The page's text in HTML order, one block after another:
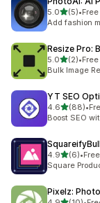
5.0별 5개 중
(5)
총 리뷰 5개
•Free
Add fashion
Resize Pro:
5.0별 5개 중
(2)
총 리뷰 2개
•
Bulk Image
YT SEO
4.6별 5개 중
(88)
총 리뷰 88개
•
Boost SEO
4.9별 5개 중
(6)
총 리뷰 6개
•
Square
Pixelz: